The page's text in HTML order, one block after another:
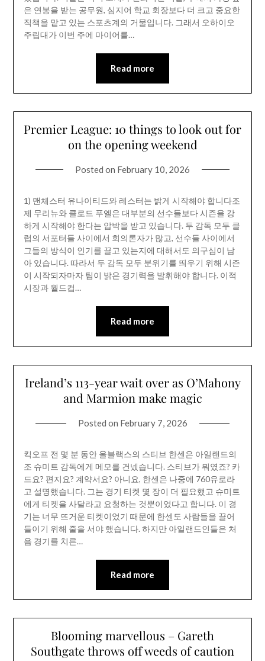
은 연봉을 받는 공무원, 심지어 학교 회장보다 더 크고 중요한
직책을 맡고 있는 스포츠계의 거물입니다. 그래서 오하이오
주립대가 이번 주에 마이어를…
Read more
Premier League: 10 things to look out for
on the opening weekend
Posted on February 10, 2026
1) 맨체스터 유나이티드와 레스터는 밝게 시작해야 합니다조
제 무리뉴와 클로드 푸엘은 대부분의 선수들보다 시즌을 강
하게 시작해야 한다는 압박을 받고 있습니다. 두 감독 모두 클
럽의 서포터들 사이에서 회의론자가 많고, 선수들 사이에서
그들의 방식이 인기를 끌고 있는지에 대해서도 의구심이 남
아 있습니다. 따라서 두 감독 모두 분위기를 띄우기 위해 시즌
이 시작되자마자 팀이 밝은 경기력을 발휘해야 합니다. 이적
시장과 월드컵…
Read more
Ireland’s 113-year wait over as O’Mahony
and Marmion make magic
Posted on February 7, 2026
킥오프 전 몇 분 동안 올블랙스의 스티브 한센은 아일랜드의
조 슈미트 감독에게 메모를 건넸습니다. 스티브가 뭐였죠? 카
드요? 편지요? 계약서요? 아니요, 한센은 나중에 760유로라
고 설명했습니다. 그는 경기 티켓 몇 장이 더 필요했고 슈미트
에게 티켓을 사달라고 요청하는 것뿐이었다고 합니다. 이 경
기는 너무 뜨거운 티켓이었기 때문에 한센도 사람들을 끌어
들이기 위해 줄을 서야 했습니다. 하지만 아일랜드인들은 처
음 경기를 치른…
Read more
Blooming marvellous – Gareth
Southgate throws off weeds of caution